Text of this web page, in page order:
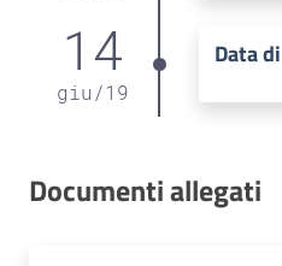
14
giu /19
Data
Documenti allegati